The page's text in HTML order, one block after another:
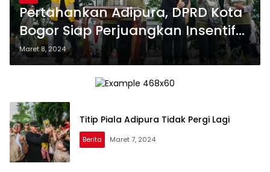
Pertahankan Adipura, DPRD Kota
Bogor Siap Perjuangkan Insentif
Untuk Petugas Kebersihan
Maret 8, 2024
Titip Piala Adipura Tidak Pergi Lagi
Berita Maret 7, 2024